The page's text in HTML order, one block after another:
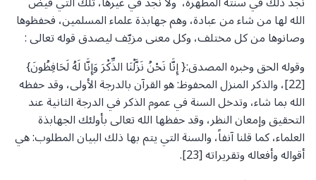
الله لها من شاء من عبادة، وهم جهابذة علماء المسلمين، فحفظوها
وصانوها من كل مختلف، وكل معنى مزيّف ليصدق قوله تعالى :
وقوله الحق وخبره المصدق:{ إِنَّا نَحْنُ نَزَّلْنَا الذِّكْرَ وَإِنَّا لَهُ لَحَافِظُونَ}
[22]، والذكر المنزل المحفوظ: هو القرآن بالدرجة الأولى، وقد حفظه
الله بما شاء، وتدخل السنة في عموم الذكر في الدرجة الثانية عند
التحقيق وإمعان النظر، وقد حفظها الله تعالى بأولئك الجهابذة
العلماء، كما قلنا آنفاً، والسنة التي يتم بها ذلك البيان المطلوب: هي
أقواله وأفعاله وتقريراته [23].